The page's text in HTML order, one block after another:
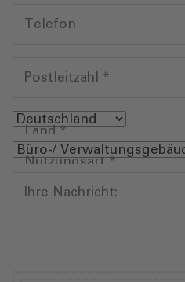
Telefon
Postleitzahl *
Land*
Nutzungsart*
Ihre Nachricht: